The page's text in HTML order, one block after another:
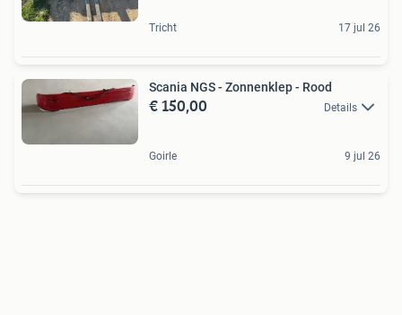
Tricht 17 jul 26
Scania NGS - Zonnenklep - Rood
€ 150,00 Details
Goirle 9 jul 26